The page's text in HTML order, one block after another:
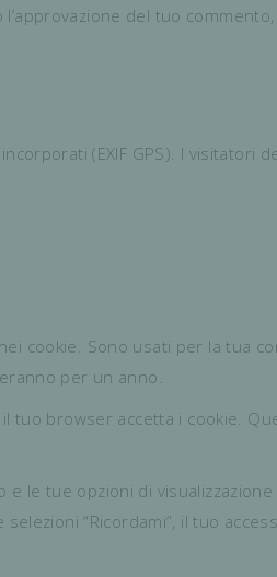
del tuo
(EXIF GPS). I visitatori
cookie. Sono usati per la tua
per un anno.
tuo browser accetta i cookie.
le tue opzioni di
“Ricordami”, il tuo